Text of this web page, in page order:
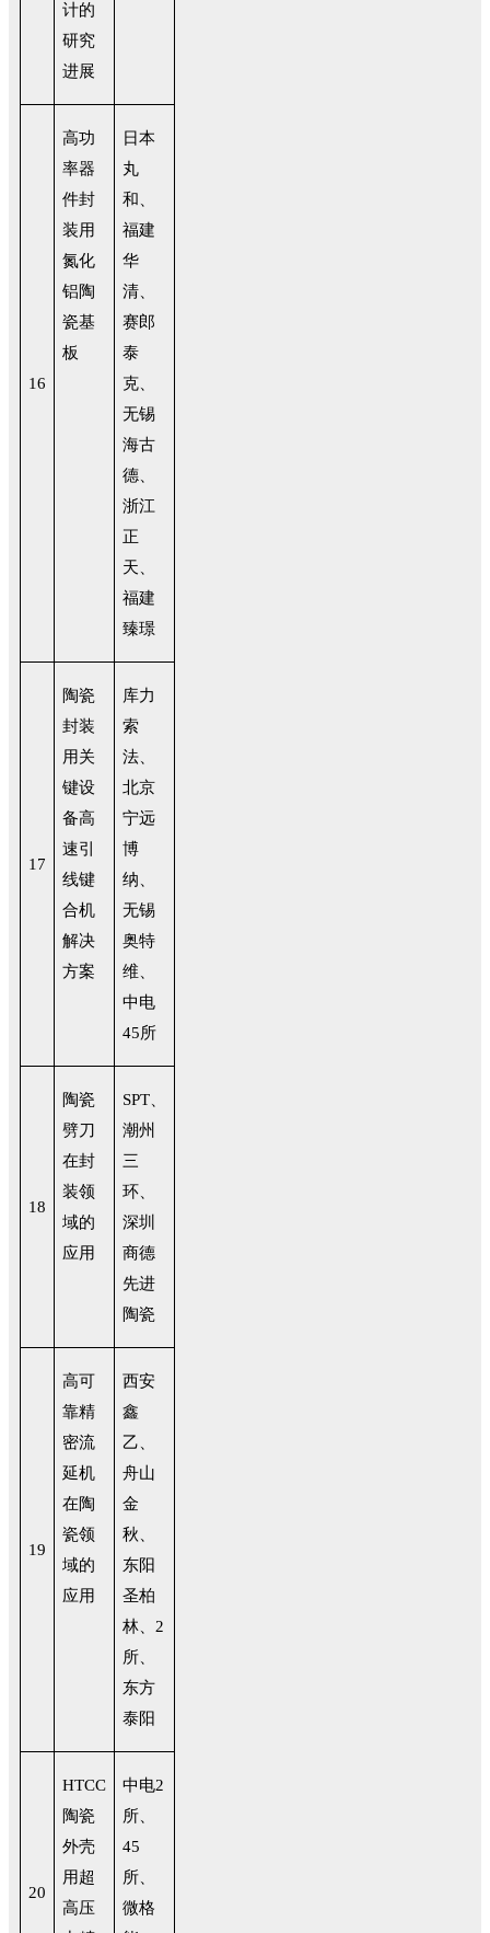
计的
研究
进展
16
高功
率器
件封
装用
氮化
铝陶
瓷基
板
日本
丸
和、
福建
华
清、
赛郎
泰
克、
无锡
海古
德、
浙江
正
天、
福建
臻璟
17
陶瓷
封装
用关
键设
备高
速引
线键
合机
解决
方案
库力
索
法、
北京
宁远
博
纳、
无锡
奥特
维、
中电
45所
18
陶瓷
劈刀
在封
装领
域的
应用
SPT
潮州
三
环、
深圳
商德
先进
陶瓷
19
高可
靠精
密流
延机
在陶
瓷领
域的
应用
西安
鑫
乙、
舟山
金
秋、
东阳
圣柏
林、2
所、
东方
泰阳
20
HTCC
陶瓷
外壳
用超
高压
中电2
所、
45
所、
微格